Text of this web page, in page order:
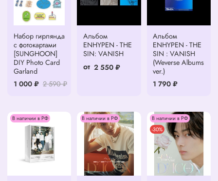
Набор гирлянда
с фотокартами
[SUNGHOON]
DIY Photo Card
Garland
1 000 ₽ 2 590 ₽
Альбом
ENHYPEN - THE
SIN: VANISH
от 2 550 ₽
Альбом
ENHYPEN - THE
SIN : VANISH
(Weverse Albums
ver.)
1 790 ₽
В наличии в РФ В наличии в РФ
В наличии в РФ
-30%